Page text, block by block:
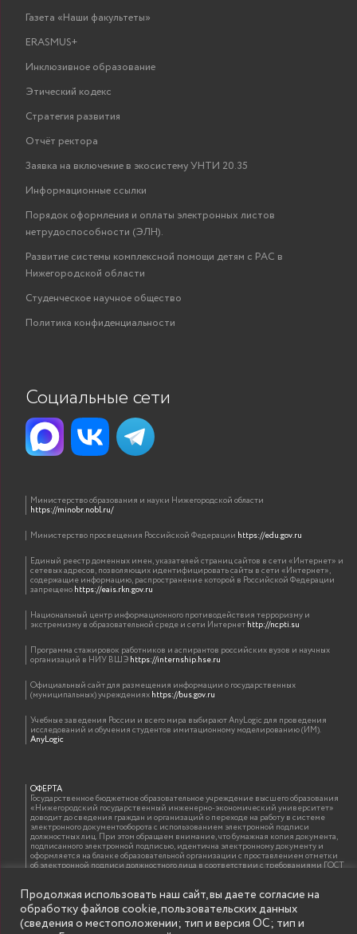
Газета «Наши факультеты»
ERASMUS+
Инклюзивное образование
Этический кодекс
Стратегия развития
Отчёт ректора
Заявка на включение в экосистему УНТИ 20.35
Информационные ссылки
Порядок оформления и оплаты электронных листов
нетрудоспособности (ЭЛН).
Развитие системы комплексной помощи детям с РАС в
Нижегородской области
Студенческое научное общество
Политика конфиденциальности
Социальные сети
Министерство образования и науки Нижегородской области
https://minobr.nobl.ru/
Министерство просвещения Российской Федерации https://edu.gov.ru
Единый реестр доменных имен, указателей страниц сайтов в сети «Интернет» и
сетевых адресов, позволяющих идентифицировать сайты в сети «Интернет»,
содержащие информацию, распространение которой в Российской Федерации
запрещеноhttps://eais.rkn.gov.ru
Национальный центр информационного противодействия терроризму и
экстремизму в образовательной среде и сети Интернетhttp://ncpti.su
Программа стажировок работников и аспирантов российских вузов и научных
организаций в НИУ ВШЭhttps://internship.hse.ru
Официальный сайт для размещения информации о государственных
(муниципальных) учрежденияхhttps://bus.gov.ru
Учебные заведения России и всего мира выбирают AnyLogic для проведения
исследований и обучения студентов имитационному моделированию (ИМ).
AnyLogic
ОФЕРТА
Государственное бюджетное образовательное учреждение высшего образования
«Нижегородский государственный инженерно-экономический университет»
доводит до сведения граждан и организаций о переходе на работу в системе
электронного документооборота с использованием электронной подписи
должностных лиц. При этом обращаем внимание, что бумажная копия документа,
подписанного электронной подписью, идентична электронному документу и
оформляется на бланке образовательной организации с проставлением отметки
об электронной подписи должностного лица в соответствии с требованиями ГОСТ
Продолжая использовать наш сайт, вы даете согласие на
обработку файлов cookie, пользовательских данных
(сведения о местоположении; тип и версия ОС; тип и